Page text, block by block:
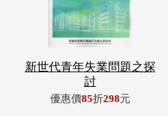
新世代青年失業問題之探
討
優惠價85折298元